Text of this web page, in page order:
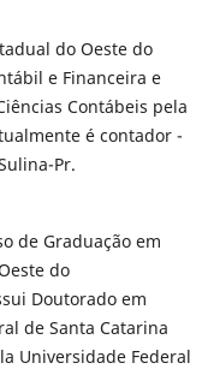
do Oeste do
e Financeira e
Contábeis pela
é contador -
Pr.
de Graduação em
do
Doutorado em
de Santa Catarina
Universidade Federal